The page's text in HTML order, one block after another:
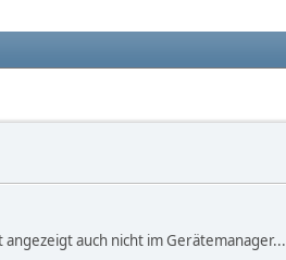
auch nicht im Gerätemanager...